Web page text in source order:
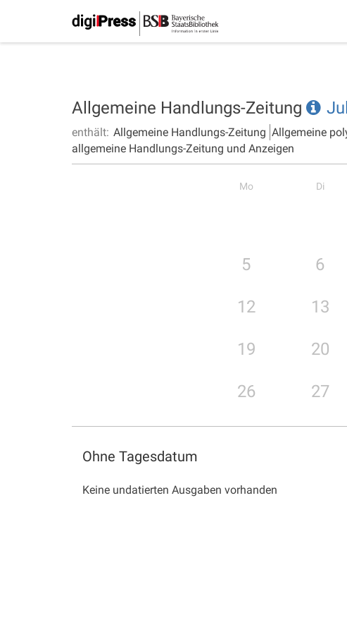
Allgemeine Handlungs-Zeitung
enthält: Allgemeine Handlungs-Zeitung Allgemeine
allgemeine Handlungs-Zeitung und Anzeigen
Mo Di
5 6
12 13
19 20
26 27
Ohne Tagesdatum
Keine undatierten Ausgaben vorhanden